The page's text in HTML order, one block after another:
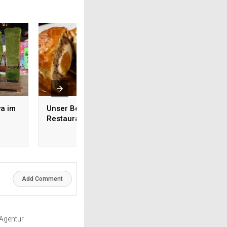
im
Unser Berliner Teller im
Restaurant Luzii
Add Comment